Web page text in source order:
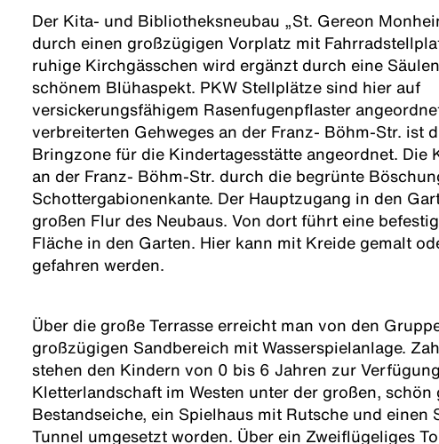
Der Kita- und Bibliotheksneubau „St. Gereon
durch einen großzügigen Vorplatz mit
ruhige Kirchgässchen wird ergänzt durch eine
schönem Blühaspekt. PKW Stellplätze sind hier auf
versickerungsfähigem Rasenfugenpflaster
verbreiterten Gehweges an der Franz- Böhm-Str. ist
Bringzone für die Kindertagesstätte angeordnet. Die
an der Franz- Böhm-Str. durch die begrünte
Schottergabionenkante. Der Hauptzugang in den
großen Flur des Neubaus. Von dort führt eine
Fläche in den Garten. Hier kann mit Kreide gemalt
gefahren werden.
Über die große Terrasse erreicht man von den
großzügigen Sandbereich mit Wasserspielanlage.
stehen den Kindern von 0 bis 6 Jahren zur
Kletterlandschaft im Westen unter der großen, schön
Bestandseiche, ein Spielhaus mit Rutsche und einen
Tunnel umgesetzt worden. Über ein Zweiflügeliges